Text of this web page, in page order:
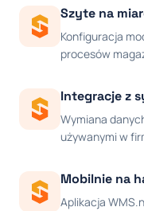
Szyte na
Konfiguracja
procesów
Integracje z
Wymiana
używanymi w
Mobilnie na
Aplikacja